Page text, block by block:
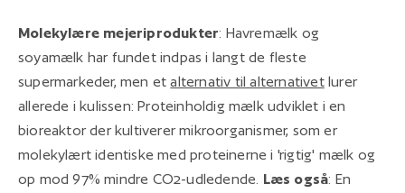
Molekylære mejeriprodukter: Havremælk og
soyamælk har fundet indpas i langt de fleste
supermarkeder, men etalternativ til alternativetlurer
allerede i kulissen: Proteinholdig mælk udviklet i en
bioreaktor der kultiverer mikroorganismer, som er
molekylært identiske med proteinerne i 'rigtig' mælk og
op mod 97% mindre CO2-udledende. Læs også: En